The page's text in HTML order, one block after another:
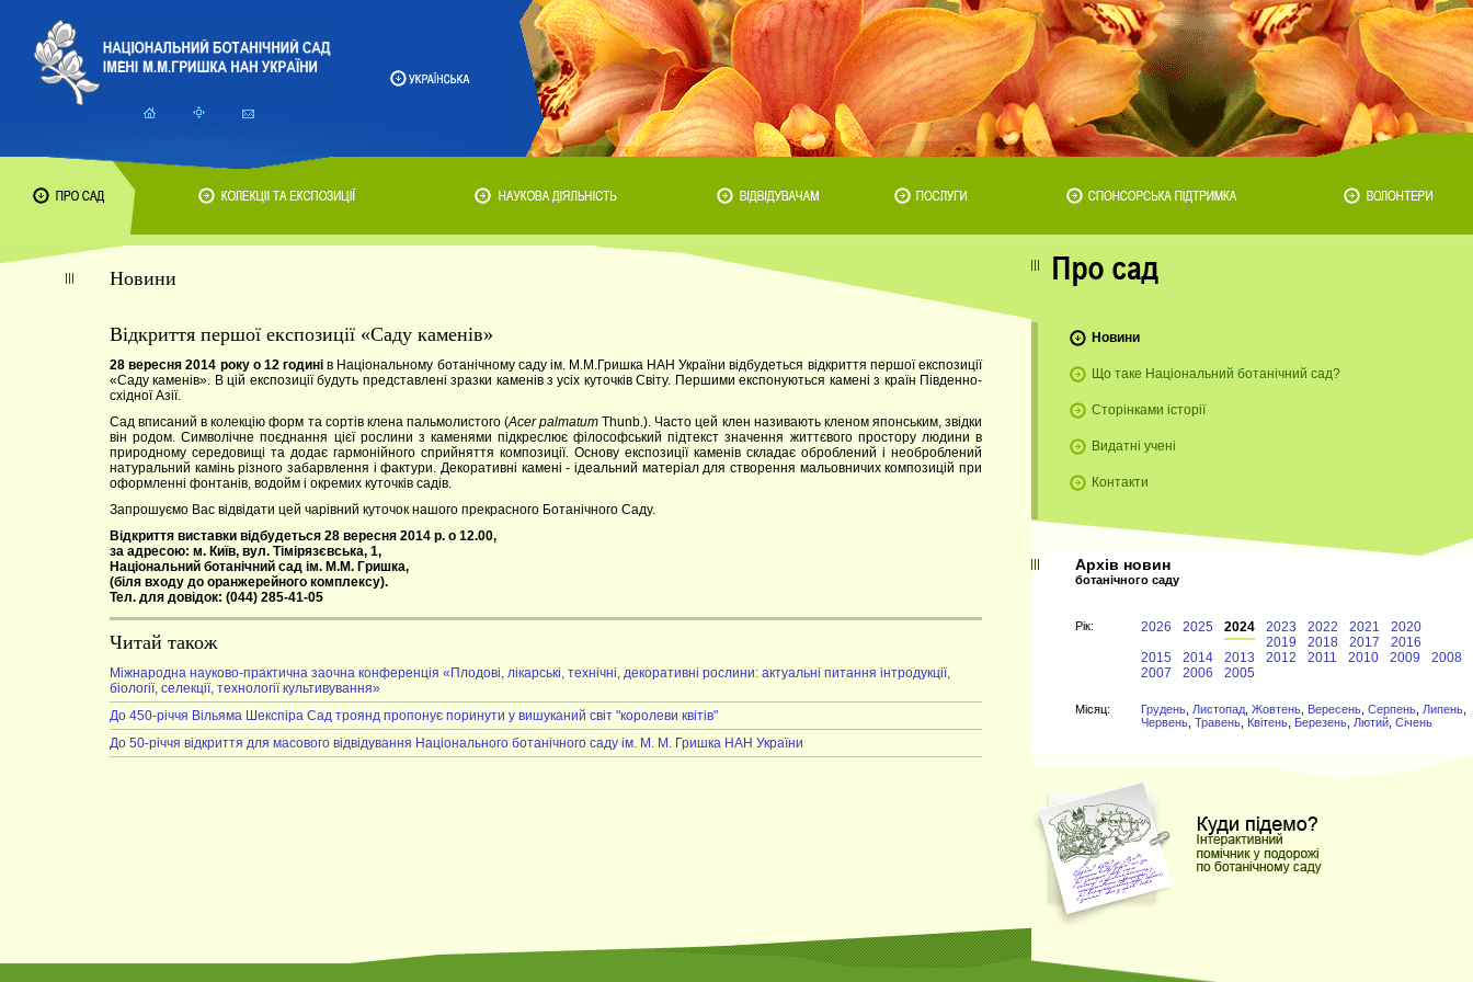
Новини
Відкриття першої експозиції «Саду каменів»
28 вересня 2014 року о 12 годині в Національному ботанічному саду ім. М.М.Гришка НАН України відбудеться відкриття першої експозиції
«Саду каменів». В цій експозиції будуть представлені зразки каменів з усіх куточків Світу. Першими експонуються камені з країн Південно-
східної Азії.
Сад вписаний в колекцію форм та сортів клена пальмолистого (Acer palmatum Thunb.). Часто цей клен називають кленом японським, звідки
він родом. Символічне поєднання цієї рослини з каменями підкреслює філософський підтекст значення життєвого простору людини в
природному середовищі та додає гармонійного сприйняття композиції. Основу експозиції каменів складає оброблений і необроблений
натуральний камінь різного забарвлення і фактури. Декоративні камені - ідеальний матеріал для створення мальовничих композицій при
оформленні фонтанів, водойм і окремих куточків садів.
Запрошуємо Вас відвідати цей чарівний куточок нашого прекрасного Ботанічного Саду.
Відкриття виставки відбудеться 28 вересня 2014 р. о 12.00,
за адресою: м. Київ, вул. Тімірязєвська, 1,
Національний ботанічний сад ім. М.М. Гришка,
(біля входу до оранжерейного комплексу).
Тел. для довідок: (044) 285-41-05
Читай також
Міжнародна науково-практична заочна конференція «Плодові, лікарські, технічні, декоративні рослини: актуальні питання інтродукції,
біології, селекції, технології культивування»
До 450-річчя Вільяма Шекспіра Сад троянд пропонує поринути у вишуканий світ "королеви квітів"
До 50-річчя відкриття для масового відвідування Національного ботанічного саду ім. М. М. Гришка НАН України
Новини
Що таке Національний ботанічний сад?
Сторінками історії
Видатні учені
Контакти
Архів новин
ботанічного саду
Рiк: 2026 2025 2024 2023 2022 2021
2020
2019
2018 2017
2016
2015
2014 2013 2012 2011 2010 2009
2008
2007
2006 2005
Мiсяц: Грудень Листопад Жовтень Вересень Серпень Липень
Червень Травень Квітень Березень Лютий Січень